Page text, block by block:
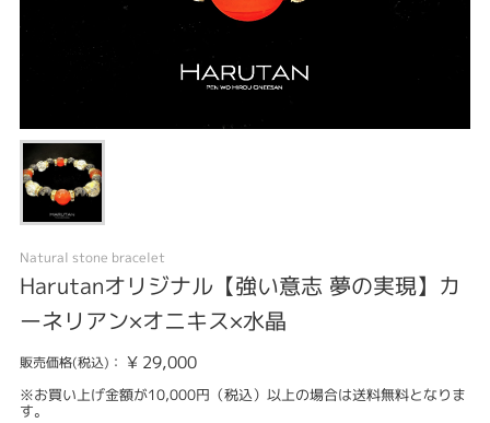
Natural stone bracelet
Harutanオリジナル【強い意志 夢の実現】カ
ーネリアン×オニキス×水晶
販売価格(税込)： ¥ 29,000
※お買い上げ金額が10,000円（税込）以上の場合は送料無料となりま
す。